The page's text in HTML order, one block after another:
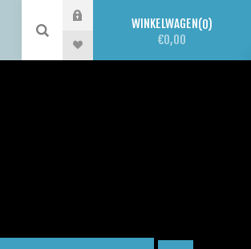
WINKELWAGEN 0
€0,00